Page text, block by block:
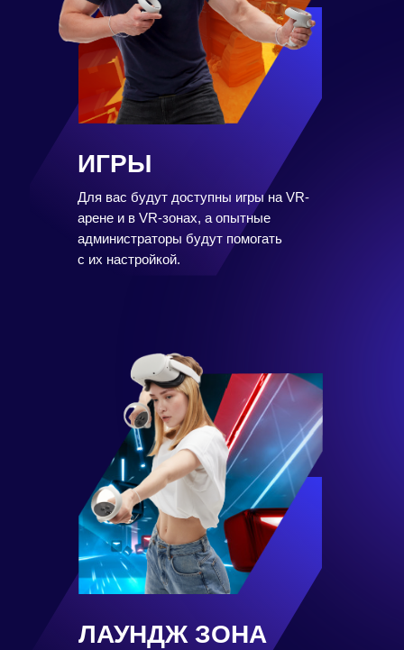
Для вас будут доступны игры на VR-
арене и в VR-зонах, а опытные
администраторы будут помогать
с их настройкой.
ИГРЫ
ЛАУНДЖ ЗОНА